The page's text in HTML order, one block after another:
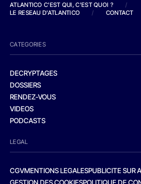
ATLANTICO C'EST QUI, C'EST QUOI ?
/
LE RESEAU D'ATLANTICO
/ CONTACT
CATEGORIES
DECRYPTAGES
DOSSIERS
RENDEZ-VOUS
VIDEOS
PODCASTS
LEGAL
CGVMENTIONS LEGALESPUBLICITE SUR
GESTION DES COOKIESPOLITIQUE DE